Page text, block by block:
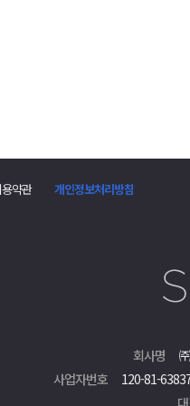
약관 개인정보처리방침
회사명
사업자번호
120-81-